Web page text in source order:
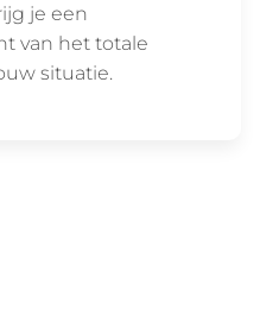
je een
van het totale
situatie.